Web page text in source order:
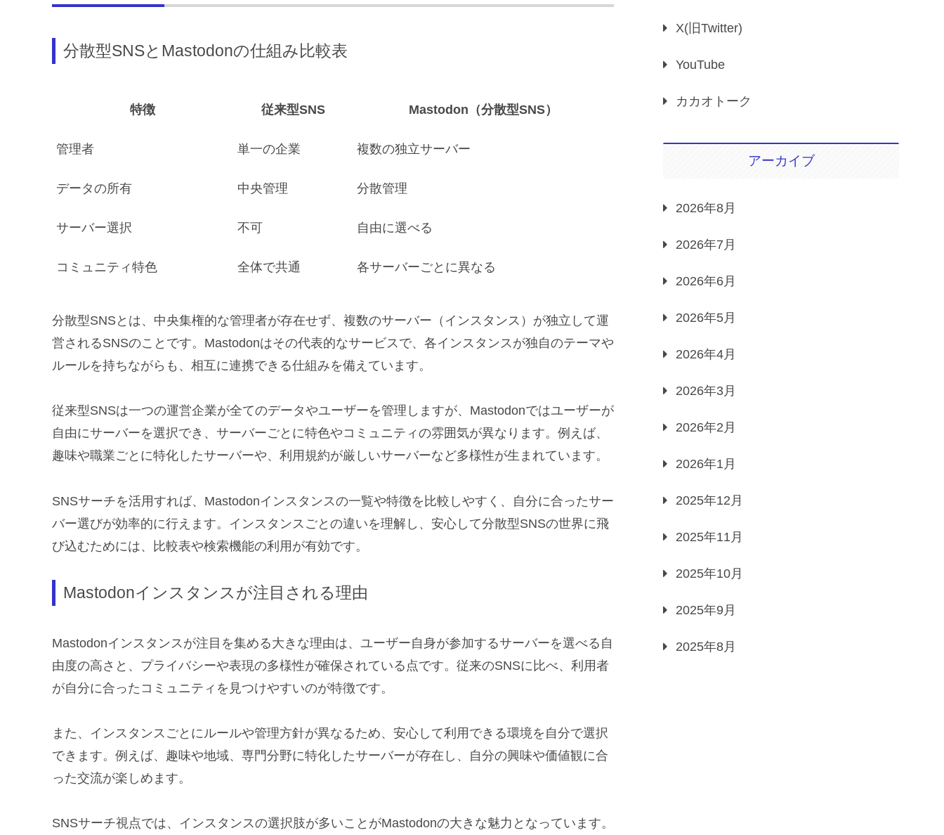
分散型SNSとMastodonの仕組み比較表
特徴 従来型SNS Mastodon（分散型SNS）
管理者 単一の企業 複数の独立サーバー
データの所有 中央管理 分散管理
サーバー選択 不可 自由に選べる
コミュニティ特色 全体で共通 各サーバーごとに異なる
分散型SNSとは、中央集権的な管理者が存在せず、複数のサーバー（インスタンス）が独立して運
営されるSNSのことです。Mastodonはその代表的なサービスで、各インスタンスが独自のテーマや
ルールを持ちながらも、相互に連携できる仕組みを備えています。
従来型SNSは一つの運営企業が全てのデータやユーザーを管理しますが、Mastodonではユーザーが
自由にサーバーを選択でき、サーバーごとに特色やコミュニティの雰囲気が異なります。例えば、
趣味や職業ごとに特化したサーバーや、利用規約が厳しいサーバーなど多様性が生まれています。
SNSサーチを活用すれば、Mastodonインスタンスの一覧や特徴を比較しやすく、自分に合ったサー
バー選びが効率的に行えます。インスタンスごとの違いを理解し、安心して分散型SNSの世界に飛
び込むためには、比較表や検索機能の利用が有効です。
Mastodonインスタンスが注目される理由
Mastodonインスタンスが注目を集める大きな理由は、ユーザー自身が参加するサーバーを選べる自
由度の高さと、プライバシーや表現の多様性が確保されている点です。従来のSNSに比べ、利用者
が自分に合ったコミュニティを見つけやすいのが特徴です。
また、インスタンスごとにルールや管理方針が異なるため、安心して利用できる環境を自分で選択
できます。例えば、趣味や地域、専門分野に特化したサーバーが存在し、自分の興味や価値観に合
った交流が楽しめます。
SNSサーチ視点では、インスタンスの選択肢が多いことがMastodonの大きな魅力となっています。
X(旧Twitter)
YouTube
カカオトーク
アーカイブ
2026年8月
2026年7月
2026年6月
2026年5月
2026年4月
2026年3月
2026年2月
2026年1月
2025年12月
2025年11月
2025年10月
2025年9月
2025年8月